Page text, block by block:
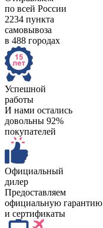
по всей России
2234 пункта
самовывоза
в 488 городах
Успешной
работы
И нами остались
довольны 92%
покупателей
Официальный
дилер
Предоставляем
официальную гарантию
и сертификаты